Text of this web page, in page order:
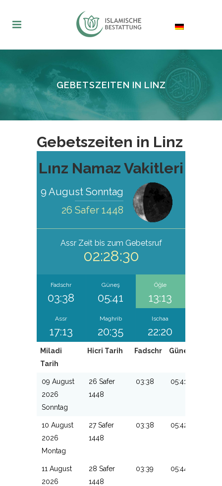
GEBETSZEITEN IN LINZ
Gebetszeiten in Linz
Lınz Namaz Vakitleri
9 August Sonntag
26 Safer 1448
AssrZeit bis zum Gebetsruf
02:28:30
Fadschr
03:38
Güneş
05:41
Öğle
13:13
Assr
17:13
Maghrib
20:35
Ischaa
22:20
Miladi
Tarih
Hicri Tarih Fadschr Güneş
09 August
2026
Sonntag
26 Safer
1448
03:38 05:41
10 August
2026
Montag
27 Safer
1448
03:38 05:42
11 August
2026
28 Safer
1448
03:39 05:44